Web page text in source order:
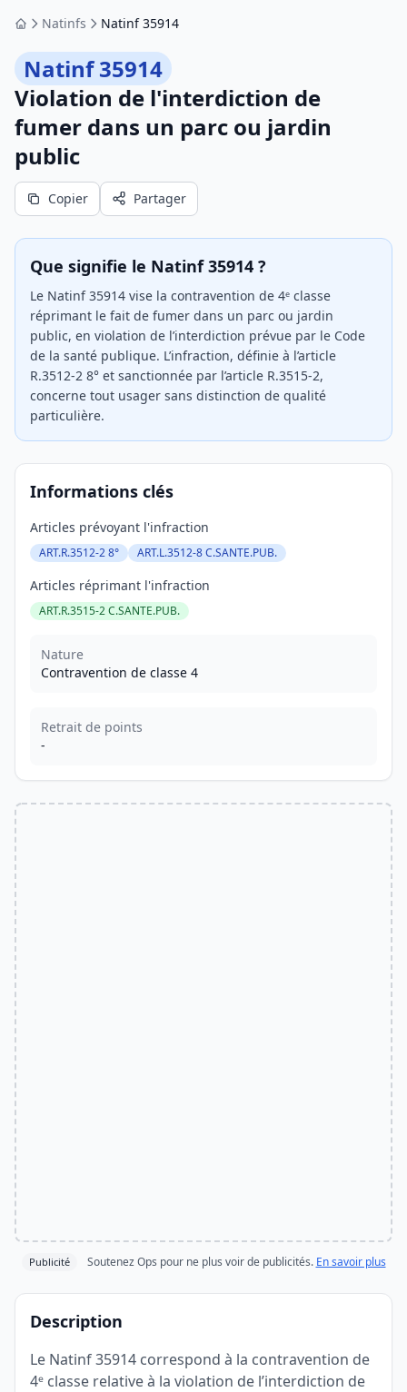
AccueilNatinfs Natinf 35914
Natinf 35914
Violation de l'interdiction de
fumer dans un parc ou jardin
public
Copier Partager
Que signifie le Natinf 35914 ?
Le Natinf 35914 vise la contravention de 4ᵉ classe
réprimant le fait de fumer dans un parc ou jardin
public, en violation de l’interdiction prévue par le Code
de la santé publique. L’infraction, définie à l’article
R.3512-2 8° et sanctionnée par l’article R.3515-2,
concerne tout usager sans distinction de qualité
particulière.
Informations clés
Articles prévoyant l'infraction
ART.R.3512-2 8° ART.L.3512-8 C.SANTE.PUB.
Articles réprimant l'infraction
ART.R.3515-2 C.SANTE.PUB.
Nature
Contravention de classe 4
Retrait de points
-
Publicité Soutenez Ops pour ne plus voir de publicités. En savoir plus
Description
Le Natinf 35914 correspond à la contravention de
4ᵉ classe relative à la violation de l’interdiction de